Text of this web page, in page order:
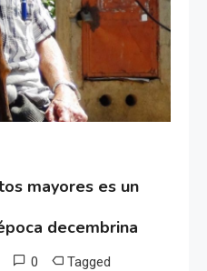
mayores es un
decembrina
0 Tagged